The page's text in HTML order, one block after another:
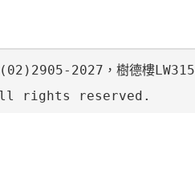
(02)2905-2027，樹德樓LW315
All rights reserved.